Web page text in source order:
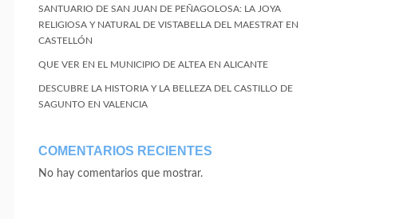
SANTUARIO DE SAN JUAN DE PEÑAGOLOSA: LA JOYA
RELIGIOSA Y NATURAL DE VISTABELLA DEL MAESTRAT EN
CASTELLÓN
QUE VER EN EL MUNICIPIO DE ALTEA EN ALICANTE
DESCUBRE LA HISTORIA Y LA BELLEZA DEL CASTILLO DE
SAGUNTO EN VALENCIA
COMENTARIOS RECIENTES
No hay comentarios que mostrar.